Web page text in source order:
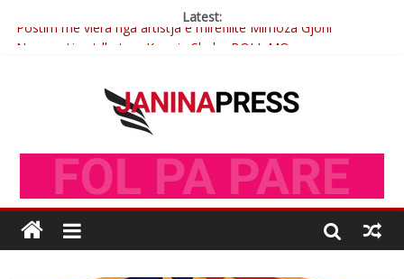
Latest:
Postim me vlera nga artistja e mirëfilltë Mimoza Gjoni
Nga poetja atdhetare Kumrie Shala -BOLL MO
Çlirimtari Mentor Mushkolaj nderohet me mirenjohje nga
Xhevdet Qeriqi Dega e invalidëve në Fushë Kosovë